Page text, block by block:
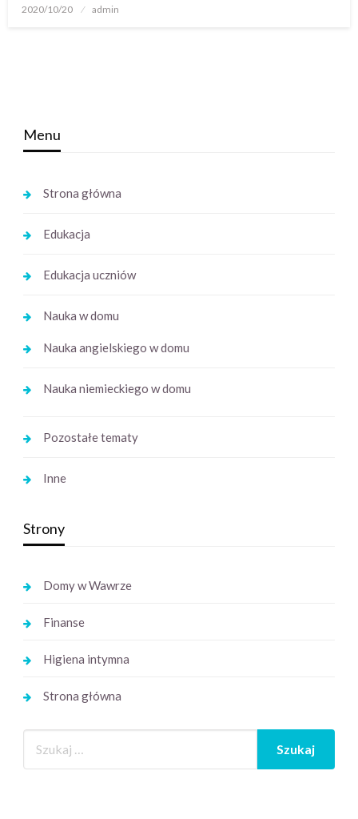
Opublikowane
2020/10/20 admin
Menu
Strona główna
Edukacja
Edukacja uczniów
Nauka w domu
Nauka angielskiego w domu
Nauka niemieckiego w domu
Pozostałe tematy
Inne
Strony
Domy w Wawrze
Finanse
Higiena intymna
Strona główna